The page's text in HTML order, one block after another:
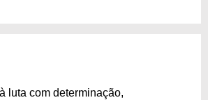
luta com determinação,